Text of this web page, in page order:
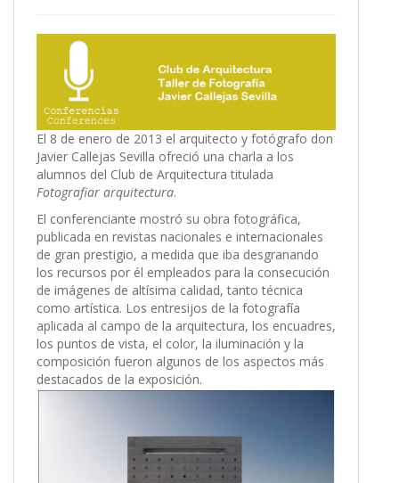
El 8 de enero de 2013 el arquitecto y fotógrafo don
Javier Callejas Sevilla ofreció una charla a los
alumnos del Club de Arquitectura titulada
Fotografiar arquitectura.
El conferenciante mostró su obra fotográfica,
publicada en revistas nacionales e internacionales
de gran prestigio, a medida que iba desgranando
los recursos por él empleados para la consecución
de imágenes de altísima calidad, tanto técnica
como artística. Los entresijos de la fotografía
aplicada al campo de la arquitectura, los encuadres,
los puntos de vista, el color, la iluminación y la
composición fueron algunos de los aspectos más
destacados de la exposición.